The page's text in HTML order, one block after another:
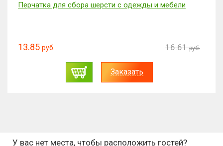
Перчатка для сбора шерсти с одежды и мебели
13.85 руб. 16.61 руб.
Заказать
У вас нет места, чтобы расположить гостей?